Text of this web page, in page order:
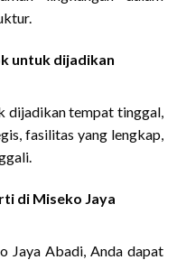
untuk dijadikan
dijadikan tempat tinggal,
fasilitas yang lengkap,
di Miseko Jaya
Jaya Abadi, Anda dapat